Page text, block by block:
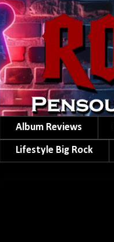
Album Reviews
Lifestyle Big Rock